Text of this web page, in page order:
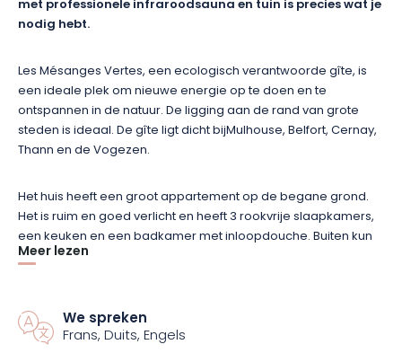
met professionele infraroodsauna en tuin is precies wat je
nodig hebt.
Les Mésanges Vertes, een ecologisch verantwoorde gîte, is
een ideale plek om nieuwe energie op te doen en te
ontspannen in de natuur. De ligging aan de rand van grote
steden is ideaal. De gîte ligt dicht bijMulhouse, Belfort, Cernay,
Thann en de Vogezen.
Het huis heeft een groot appartement op de begane grond.
Het is ruim en goed verlicht en heeft 3 rookvrije slaapkamers,
een keuken en een badkamer met inloopdouche. Buiten kun
je genieten van een picknickplaats in een vriendelijke sfeer. Er
Je hebt ook onbeperkt toegang tot de infraroodsauna en de
tuin. Handdoeken en beddengoed zijn aanwezig. Er is gratis
Meer lezen
We spreken
Frans, Duits, Engels